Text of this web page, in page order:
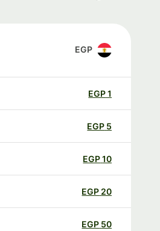
EGP
EGP
EGP
EGP
20
EGP
50
EGP